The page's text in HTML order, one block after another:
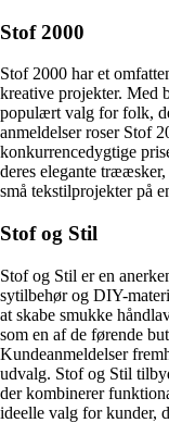
Stof 2000
Stof 2000 har et
kreative projekter. Med
populært valg for folk,
anmeldelser roser Stof
konkurrencedygtige
deres elegante
små tekstilprojekter på
Stof og Stil
Stof og Stil er en
sytilbehør og DIY-
at skabe smukke
som en af de førende
Kundeanmeldelser
udvalg. Stof og Stil
der kombinerer
ideelle valg for kunder,